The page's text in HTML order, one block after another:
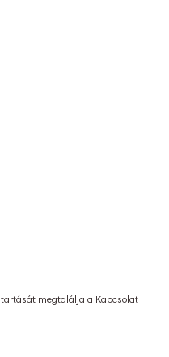
megtalálja a Kapcsolat